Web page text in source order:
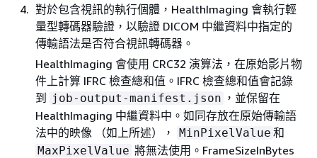
對於包含視訊的執行個體，HealthImaging 會執行輕
量型轉碼器驗證，以驗證 DICOM 中繼資料中指定的
傳輸語法是否符合視訊轉碼器。
HealthImaging 會使用 CRC32 演算法，在原始影片物
件上計算 IFRC 檢查總和值。IFRC 檢查總和值會記錄
到
job-output-manifest.json ，並保留在
HealthImaging 中繼資料中。如同存放在原始傳輸語
法中的映像 （如上所述），
MinPixelValue 和
MaxPixelValue 將無法使用。FrameSizeInBytes